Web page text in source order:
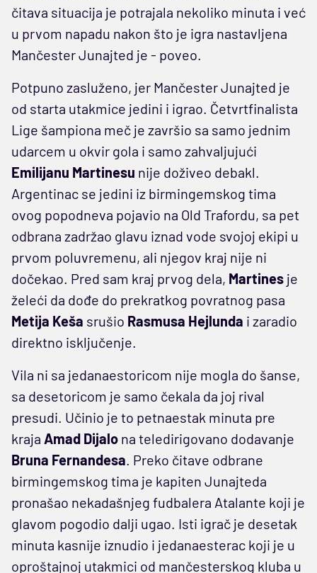
čitava situacija je potrajala nekoliko minuta i već
u prvom napadu nakon što je igra nastavljena
Mančester Junajted je - poveo.
Potpuno zasluženo, jer Mančester Junajted je
od starta utakmice jedini i igrao. Četvrtfinalista
Lige šampiona meč je završio sa samo jednim
udarcem u okvir gola i samo zahvaljujući
Emilijanu Martinesu nije doživeo debakl.
Argentinac se jedini iz birmingemskog tima
ovog popodneva pojavio na Old Trafordu, sa pet
odbrana zadržao glavu iznad vode svojoj ekipi u
prvom poluvremenu, ali njegov kraj nije ni
dočekao. Pred sam kraj prvog dela, Martines je
želeći da dođe do prekratkog povratnog pasa
Metija Keša srušio Rasmusa Hejlunda i zaradio
direktno isključenje.
Vila ni sa jedanaestoricom nije mogla do šanse,
sa desetoricom je samo čekala da joj rival
presudi. Učinio je to petnaestak minuta pre
kraja Amad Dijalo na teledirigovano dodavanje
Bruna Fernandesa. Preko čitave odbrane
birmingemskog tima je kapiten Junajteda
pronašao nekadašnjeg fudbalera Atalante koji je
glavom pogodio dalji ugao. Isti igrač je desetak
minuta kasnije iznudio i jedanaesterac koji je u
oproštajnoj utakmici od mančesterskog kluba u